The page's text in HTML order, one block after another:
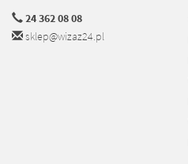
24 362 08 08
sklep@wizaz24.pl